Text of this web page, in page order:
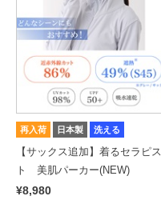
再入荷 日本製 洗える
【サックス追加】着るセラピス
ト 美肌パーカー(NEW)
¥8,980